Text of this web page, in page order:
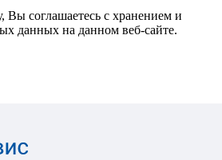
Вы соглашаетесь с хранением и
данных на данном веб-сайте.